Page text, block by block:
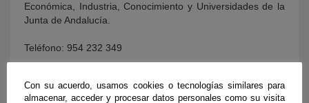
Económica, Industria, Conocimiento y Universidades de la
Junta de Andalucía.
Teléfono: 954 232 349
Con su acuerdo, usamos cookies o tecnologías similares para
almacenar, acceder y procesar datos personales como su visita